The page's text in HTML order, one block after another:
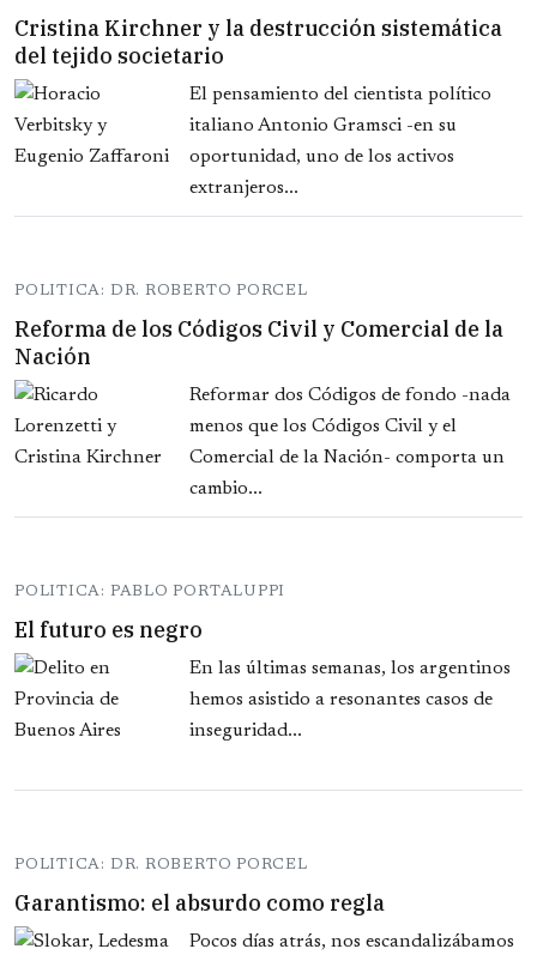
Cristina Kirchner y la destrucción sistemática
del tejido societario
El pensamiento del cientista político
italiano Antonio Gramsci -en su
oportunidad, uno de los activos
extranjeros...
POLITICA: DR. ROBERTO PORCEL
Reforma de los Códigos Civil y Comercial de la
Nación
Reformar dos Códigos de fondo -nada
menos que los Códigos Civil y el
Comercial de la Nación- comporta un
cambio...
POLITICA: PABLO PORTALUPPI
El futuro es negro
En las últimas semanas, los argentinos
hemos asistido a resonantes casos de
inseguridad...
POLITICA: DR. ROBERTO PORCEL
Garantismo: el absurdo como regla
Pocos días atrás, nos escandalizábamos